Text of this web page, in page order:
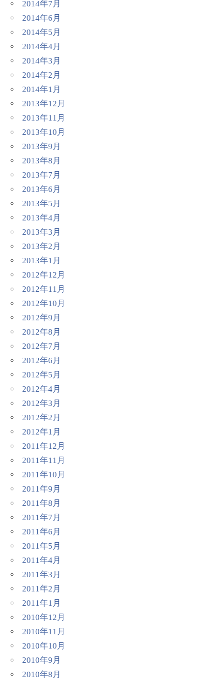
2014年7月
2014年6月
2014年5月
2014年4月
2014年3月
2014年2月
2014年1月
2013年12月
2013年11月
2013年10月
2013年9月
2013年8月
2013年7月
2013年6月
2013年5月
2013年4月
2013年3月
2013年2月
2013年1月
2012年12月
2012年11月
2012年10月
2012年9月
2012年8月
2012年7月
2012年6月
2012年5月
2012年4月
2012年3月
2012年2月
2012年1月
2011年12月
2011年11月
2011年10月
2011年9月
2011年8月
2011年7月
2011年6月
2011年5月
2011年4月
2011年3月
2011年2月
2011年1月
2010年12月
2010年11月
2010年10月
2010年9月
2010年8月